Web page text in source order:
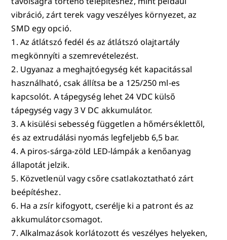
vibráció, zárt terek vagy veszélyes környezet, az
SMD egy opció.
1. Az átlátszó fedél és az átlátszó olajtartály
megkönnyíti a szemrevételezést.
2. Ugyanaz a meghajtóegység két kapacitással
használható, csak állítsa be a 125/250 ml-es
kapcsolót. A tápegység lehet 24 VDC külső
tápegység vagy 3 V DC akkumulátor.
3. A kisülési sebesség független a hőmérséklettől,
és az extrudálási nyomás legfeljebb 6,5 bar.
4. A piros-sárga-zöld LED-lámpák a kenőanyag
állapotát jelzik.
5. Közvetlenül vagy csőre csatlakoztatható zárt
beépítéshez.
6. Ha a zsír kifogyott, cserélje ki a patront és az
akkumulátorcsomagot.
7. Alkalmazások korlátozott és veszélyes helyeken,